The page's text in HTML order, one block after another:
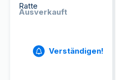
Ratte
Ausverkauft
Verständigen!